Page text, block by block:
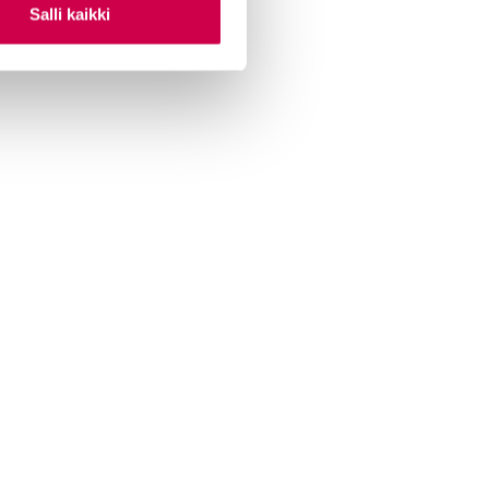
Salli kaikki
lukijamatkat
mediassa